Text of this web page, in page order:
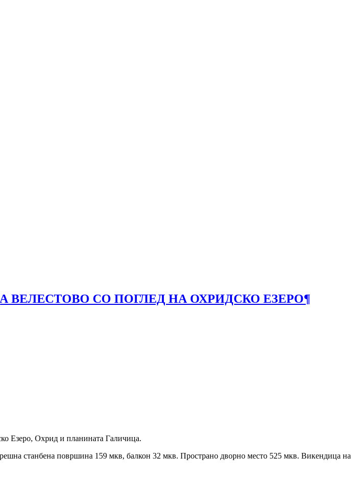
ВЕЛЕСТОВО СО ПОГЛЕД НА ОХРИДСКО ЕЗЕРО¶
Езеро, Охрид и планината Галичица.
станбена површина 159 мкв, балкон 32 мкв. Пространо дворно место 525 мкв. Викендица на